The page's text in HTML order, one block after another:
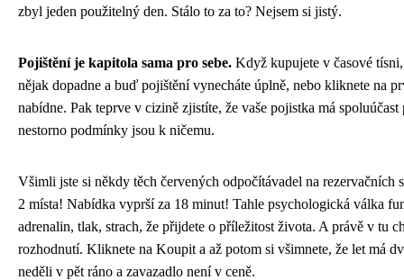
zbyl jeden použitelný den. Stálo to za to? Nejsem si jistý.
Pojištění je kapitola sama pro sebe. Když kupujete v časové
nějak dopadne a buď pojištění vynecháte úplně, nebo kliknete na
nabídne. Pak teprve v cizině zjistíte, že vaše pojistka má spoluúčast
nestorno podmínky jsou k ničemu.
Všimli jste si někdy těch červených odpočítávadel na rezervačních
2 místa! Nabídka vyprší za 18 minut! Tahle psychologická válka
adrenalin, tlak, strach, že přijdete o příležitost života. A právě v tu
rozhodnutí. Kliknete na Koupit a až potom si všimnete, že let má
neděli v pět ráno a zavazadlo není v ceně.